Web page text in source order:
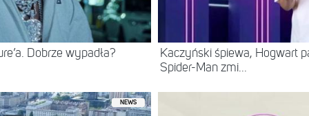
Dobrze wypadła?
Kaczyński śpiewa, Hogwart
Spider-Man zmi...
NEWS